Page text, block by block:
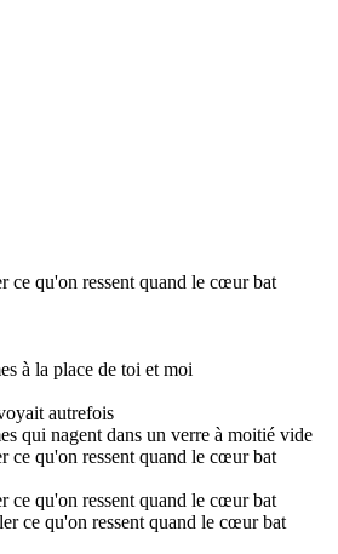
ce qu'on ressent quand le cœur bat
à la place de toi et moi
autrefois
qui nagent dans un verre à moitié vide
ce qu'on ressent quand le cœur bat
ce qu'on ressent quand le cœur bat
ce qu'on ressent quand le cœur bat